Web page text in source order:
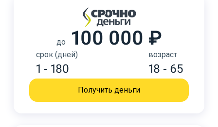
до 100 000 ₽
срок (дней)
1 - 180
возраст
18 - 65
Получить деньги